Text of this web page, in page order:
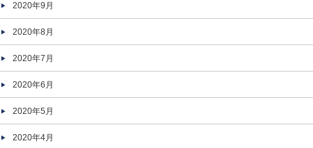
2020年9月
2020年8月
2020年7月
2020年6月
2020年5月
2020年4月